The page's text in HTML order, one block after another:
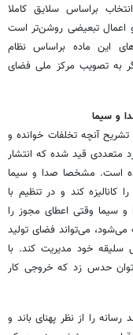
براساس سلایق کاملا
اعمال تبعیضی روشن‌تر است
این ماده براساس نظام
به تصویب مرکز ملی فضای
و سیما
آنچه تخلفات خوانده و
متعددی قید شده که انتشار
است. مشخصا صدا و سیما
کانالیزه کند و در تنظیم با
سیما وقتی اعطای مجوز را
می‌تواند فضای تولید
خود مدیریت کند. با
حدس زد که خروجی کار
را از نظر پهنای باند و